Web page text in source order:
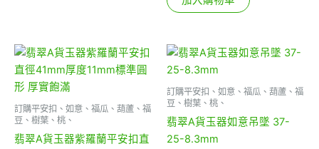
訂購平安扣、如意、福瓜、葫蘆、福
豆、樹葉、桃、
翡翠A貨玉器紫羅蘭平安扣直
訂購平安扣、如意、福瓜、葫蘆、福
豆、樹葉、桃、
翡翠A貨玉器如意吊墜 37-
25-8.3mm